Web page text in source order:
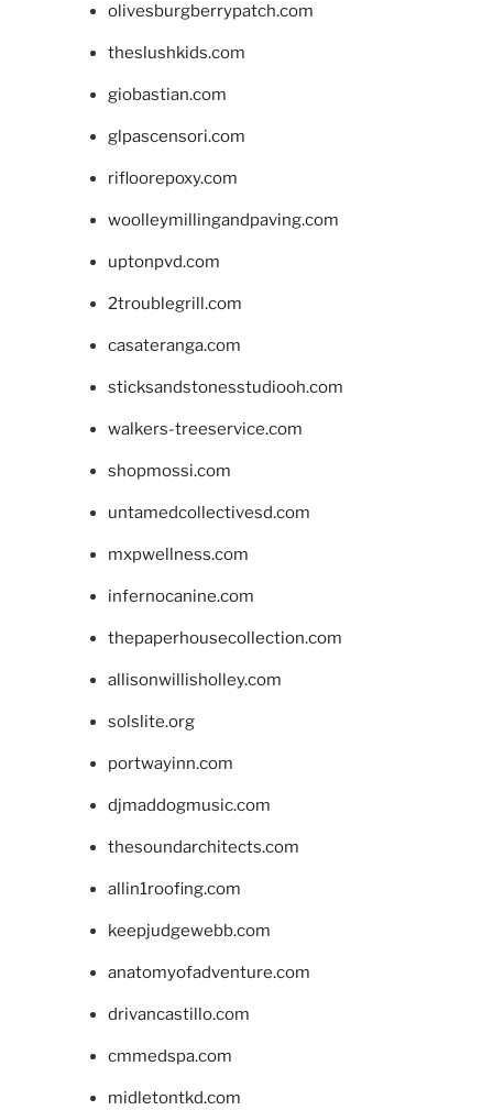
olivesburgberrypatch.com
theslushkids.com
giobastian.com
glpascensori.com
rifloorepoxy.com
woolleymillingandpaving.com
uptonpvd.com
2troublegrill.com
casateranga.com
sticksandstonesstudiooh.com
walkers-treeservice.com
shopmossi.com
untamedcollectivesd.com
mxpwellness.com
infernocanine.com
thepaperhousecollection.com
allisonwillisholley.com
solslite.org
portwayinn.com
djmaddogmusic.com
thesoundarchitects.com
allin1roofing.com
keepjudgewebb.com
anatomyofadventure.com
drivancastillo.com
cmmedspa.com
midletontkd.com